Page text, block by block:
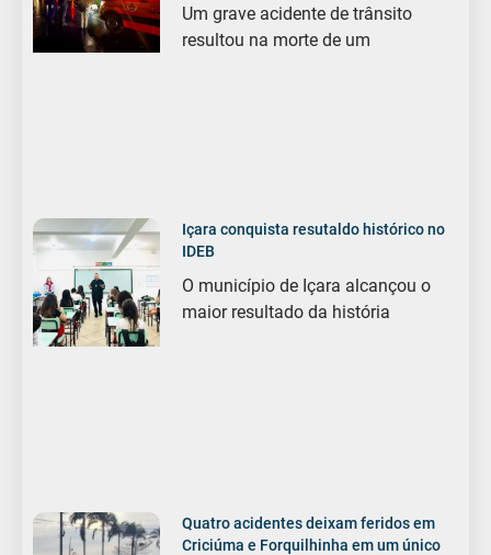
Um grave acidente de trânsito
resultou na morte de um
Içara conquista resutaldo histórico no
IDEB
O município de Içara alcançou o
maior resultado da história
Quatro acidentes deixam feridos em
Criciúma e Forquilhinha em um único